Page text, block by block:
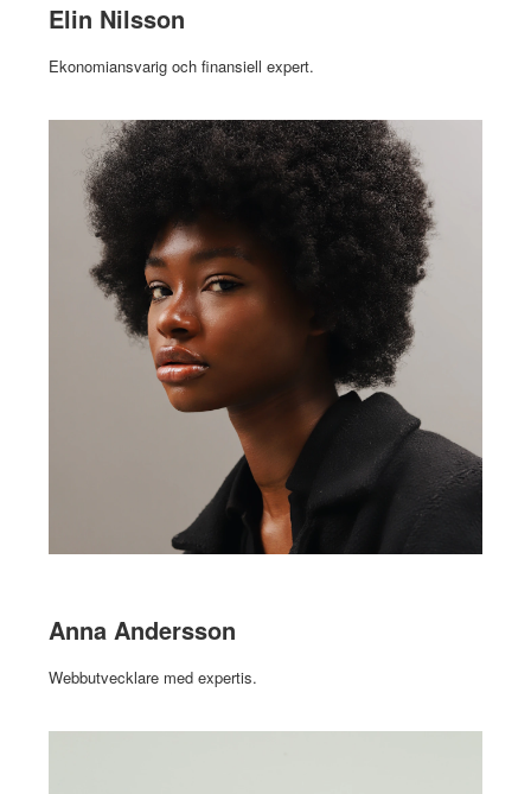
Elin Nilsson
Ekonomiansvarig och finansiell expert.
Anna Andersson
Webbutvecklare med expertis.